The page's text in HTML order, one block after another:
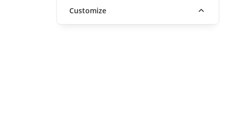
Customize